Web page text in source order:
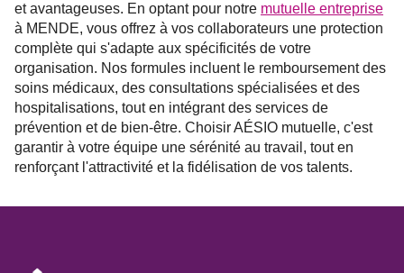
et avantageuses. En optant pour notre mutuelle entreprise
à MENDE, vous offrez à vos collaborateurs une protection
complète qui s'adapte aux spécificités de votre
organisation. Nos formules incluent le remboursement des
soins médicaux, des consultations spécialisées et des
hospitalisations, tout en intégrant des services de
prévention et de bien-être. Choisir AÉSIO mutuelle, c'est
garantir à votre équipe une sérénité au travail, tout en
renforçant l'attractivité et la fidélisation de vos talents.